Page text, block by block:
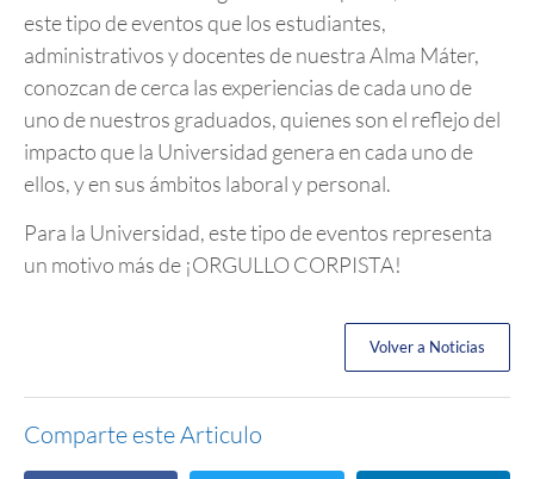
este tipo de eventos que los estudiantes,
administrativos y docentes de nuestra Alma Máter,
conozcan de cerca las experiencias de cada uno de
uno de nuestros graduados, quienes son el reflejo del
impacto que la Universidad genera en cada uno de
ellos, y en sus ámbitos laboral y personal.
Para la Universidad, este tipo de eventos representa
un motivo más de ¡ORGULLO CORPISTA!
Volver a Noticias
Comparte este Articulo